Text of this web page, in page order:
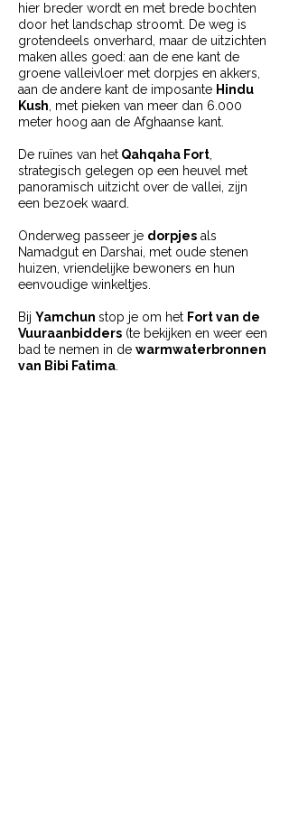
hier breder wordt en met brede bochten
door het landschap stroomt. De weg is
grotendeels onverhard, maar de uitzichten
maken alles goed: aan de ene kant de
groene valleivloer met dorpjes en akkers,
aan de andere kant de imposante Hindu
Kush , met pieken van meer dan 6.000
meter hoog aan de Afghaanse kant.
De ruïnes van het Qahqaha Fort
strategisch gelegen op een heuvel met
panoramisch uitzicht over de vallei, zijn
een bezoek waard.
Onderweg passeer je dorpjes als
Namadgut en Darshai, met oude stenen
huizen, vriendelijke bewoners en hun
eenvoudige winkeltjes.
Bij Yamchun stop je om het Fort van de
Vuuraanbidders (te bekijken en weer een
bad te nemen in de warmwaterbronnen
van Bibi Fatima